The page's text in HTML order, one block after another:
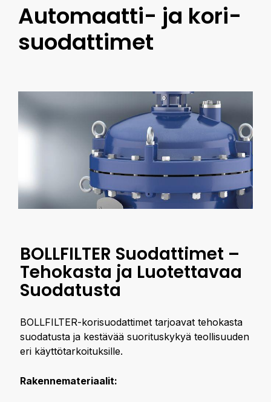
Automaatti- ja kori­
suodattimet
BOLLFILTER Suodattimet –
Tehokasta ja Luotettavaa
Suodatusta
BOLLFILTER-korisuodattimet tarjoavat tehokasta
suodatusta ja kestävää suorituskykyä teollisuuden
eri käyttötarkoituksille.
Rakennemateriaalit: